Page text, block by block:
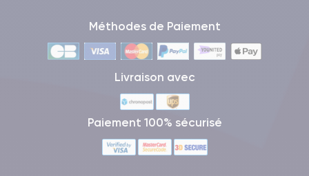
Méthodes de Paiement
Livraison avec
Paiement 100% sécurisé